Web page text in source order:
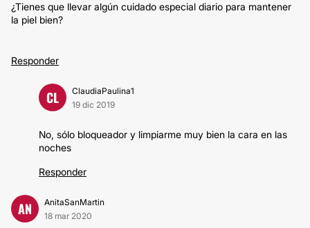
¿Tienes que llevar algún cuidado especial diario para mantener
la piel bien?
Responder
CL
ClaudiaPaulina1
19 dic 2019
No, sólo bloqueador y limpiarme muy bien la cara en las
noches
Responder
AN
AnitaSanMartin
18 mar 2020